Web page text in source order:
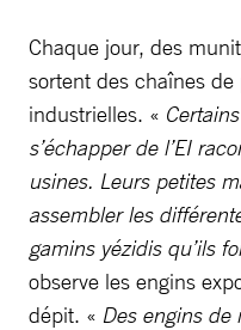
Chaque jour, des
sortent des chaînes
industrielles. «
s’échapper de l’EI
usines. Leurs petites
assembler les
gamins yézidis qu’ils
observe les engins
dépit. « Des engins de